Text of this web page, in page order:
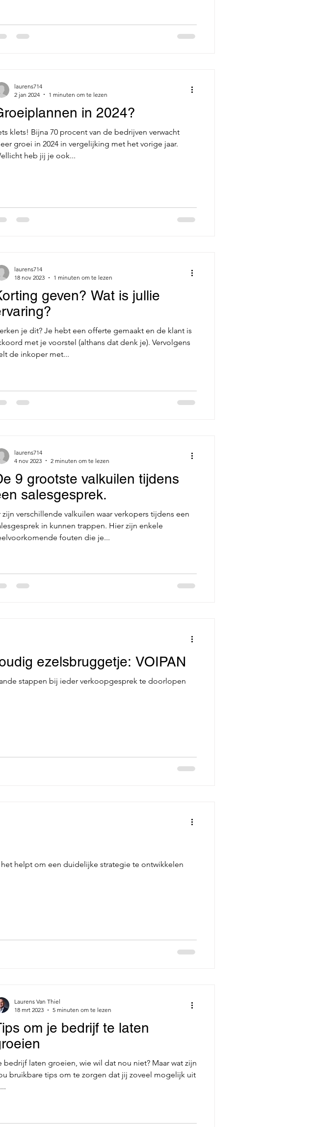
in 2024?
klets! Bijna 70 procent van de bedrijven verwacht
groei in 2024 in vergelijking met het vorige jaar.
heb jij je ook...
laurens714
2 jan 2024
1 minuten om te lezen
geven? Wat is jullie
je dit? Je hebt een offerte gemaakt en de klant is
met je voorstel (althans dat denk je). Vervolgens
de inkoper met...
laurens714
18 nov 2023
1 minuten om te lezen
9 grootste valkuilen tijdens
salesgesprek.
zijn verschillende valkuilen waar verkopers tijdens een
in kunnen trappen. Hier zijn enkele
fouten die je...
laurens714
4 nov 2023
2 minuten om te lezen
ezelsbruggetje: VOIPAN
stappen bij ieder verkoopgesprek te doorlopen
helpt om een duidelijke strategie te ontwikkelen
om je bedrijf te laten
bedrijf laten groeien, wie wil dat nou niet? Maar wat zijn
bruikbare tips om te zorgen dat jij zoveel mogelijk uit
Laurens Van Thiel
18 mrt 2023
5 minuten om te lezen